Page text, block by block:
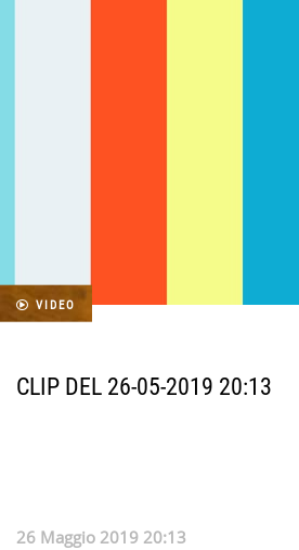
VIDEO
CLIP DEL 26-05-2019 20:13
26 Maggio 2019 20:13